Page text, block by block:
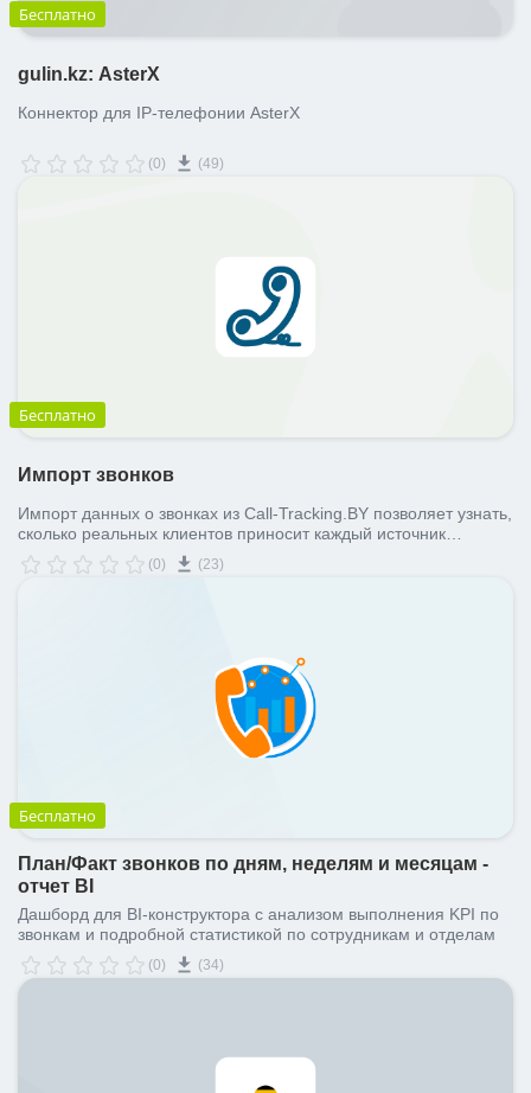
Бесплатно
gulin.kz: AsterX
Коннектор для IP-телефонии AsterX
(0) (49)
Бесплатно
Импорт звонков
Импорт данных о звонках из Call-Tracking.BY позволяет узнать,
сколько реальных клиентов приносит каждый источник
рекламы. Мы расскажем, из какой рекламы приходят ваши
клиенты; по каким ключевым словам необходимо запускать
(0) (23)
Бесплатно
План/Факт звонков по дням, неделям и месяцам -
отчет BI
Дашборд для BI-конструктора с анализом выполнения KPI по
звонкам и подробной статистикой по сотрудникам и отделам
(0) (34)